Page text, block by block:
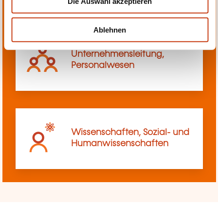
Ablehnen
Unternehmensleitung,
Personalwesen
Wissenschaften, Sozial- und
Humanwissenschaften